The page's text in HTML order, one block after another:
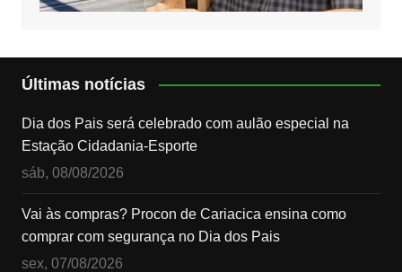
Últimas notícias
Dia dos Pais será celebrado com aulão especial na
Estação Cidadania-Esporte
sáb, 08/08/2026
Vai às compras? Procon de Cariacica ensina como
comprar com segurança no Dia dos Pais
sex, 07/08/2026